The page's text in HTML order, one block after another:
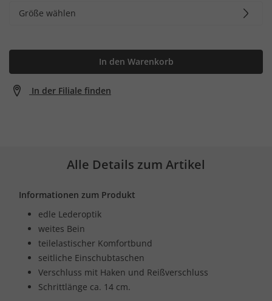
Größe wählen
In den Warenkorb
In der Filiale finden
Alle Details zum Artikel
Informationen zum Produkt
edle Lederoptik
weites Bein
teilelastischer Komfortbund
seitliche Einschubtaschen
Verschluss mit Haken und Reißverschluss
Schrittlänge ca. 14 cm.